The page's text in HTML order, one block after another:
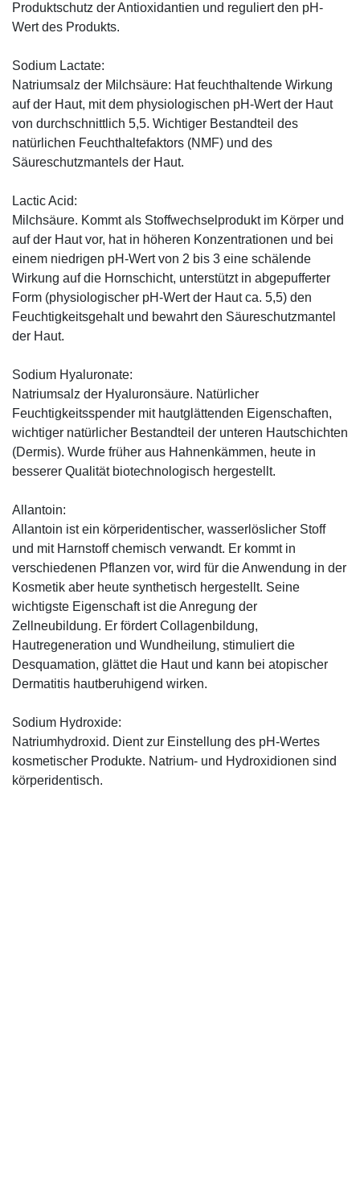
Produktschutz der Antioxidantien und reguliert den pH-
Wert des Produkts.
Sodium Lactate:
Natriumsalz der Milchsäure: Hat feuchthaltende Wirkung
auf der Haut, mit dem physiologischen pH-Wert der Haut
von durchschnittlich 5,5. Wichtiger Bestandteil des
natürlichen Feuchthaltefaktors (NMF) und des
Säureschutzmantels der Haut.
Lactic Acid:
Milchsäure. Kommt als Stoffwechselprodukt im Körper und
auf der Haut vor, hat in höheren Konzentrationen und bei
einem niedrigen pH-Wert von 2 bis 3 eine schälende
Wirkung auf die Hornschicht, unterstützt in abgepufferter
Form (physiologischer pH-Wert der Haut ca. 5,5) den
Feuchtigkeitsgehalt und bewahrt den Säureschutzmantel
der Haut.
Sodium Hyaluronate:
Natriumsalz der Hyaluronsäure. Natürlicher
Feuchtigkeitsspender mit hautglättenden Eigenschaften,
wichtiger natürlicher Bestandteil der unteren Hautschichten
(Dermis). Wurde früher aus Hahnenkämmen, heute in
besserer Qualität biotechnologisch hergestellt.
Allantoin:
Allantoin ist ein körperidentischer, wasserlöslicher Stoff
und mit Harnstoff chemisch verwandt. Er kommt in
verschiedenen Pflanzen vor, wird für die Anwendung in der
Kosmetik aber heute synthetisch hergestellt. Seine
wichtigste Eigenschaft ist die Anregung der
Zellneubildung. Er fördert Collagenbildung,
Hautregeneration und Wundheilung, stimuliert die
Desquamation, glättet die Haut und kann bei atopischer
Dermatitis hautberuhigend wirken.
Sodium Hydroxide:
Natriumhydroxid. Dient zur Einstellung des pH-Wertes
kosmetischer Produkte. Natrium- und Hydroxidionen sind
körperidentisch.